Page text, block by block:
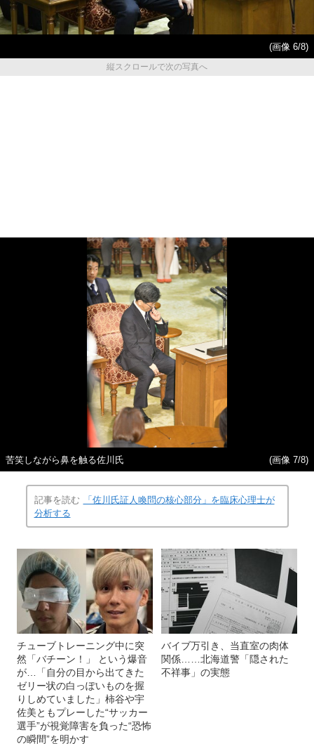
(画像 6/8)
縦スクロールで次の写真へ
苦笑しながら鼻を触る佐川氏 (画像 7/8)
記事を読む
「佐川氏証人喚問の核心部分」を臨床心理士が
分析する
チューブトレーニング中に突
然「バチーン！」 という爆音
が…「自分の目から出てきた
ゼリー状の白っぽいものを握
りしめていました」柿谷や宇
佐美ともプレーした“サッカー
選手”が視覚障害を負った“恐怖
の瞬間”を明かす
バイブ万引き、当直室の肉体
関係……北海道警「隠された
不祥事」の実態